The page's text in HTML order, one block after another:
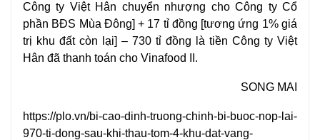
Công ty Việt Hân chuyển nhượng cho Công ty Cổ
phần BĐS Mùa Đông] + 17 tỉ đồng [tương ứng 1% giá
trị khu đất còn lại] – 730 tỉ đồng là tiền Công ty Việt
Hân đã thanh toán cho Vinafood II.
SONG MAI
https://plo.vn/bi-cao-dinh-truong-chinh-bi-buoc-nop-lai-
970-ti-dong-sau-khi-thau-tom-4-khu-dat-vang-